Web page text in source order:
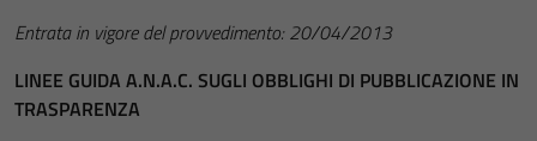
Entrata in vigore del provvedimento: 20/04/2013
LINEE GUIDA A.N.A.C. SUGLI OBBLIGHI DI PUBBLICAZIONE IN
TRASPARENZA